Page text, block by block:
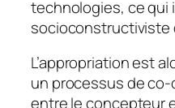
technologies, ce qui
socioconstructiviste
L’appropriation est
un processus de
entre le concepteur